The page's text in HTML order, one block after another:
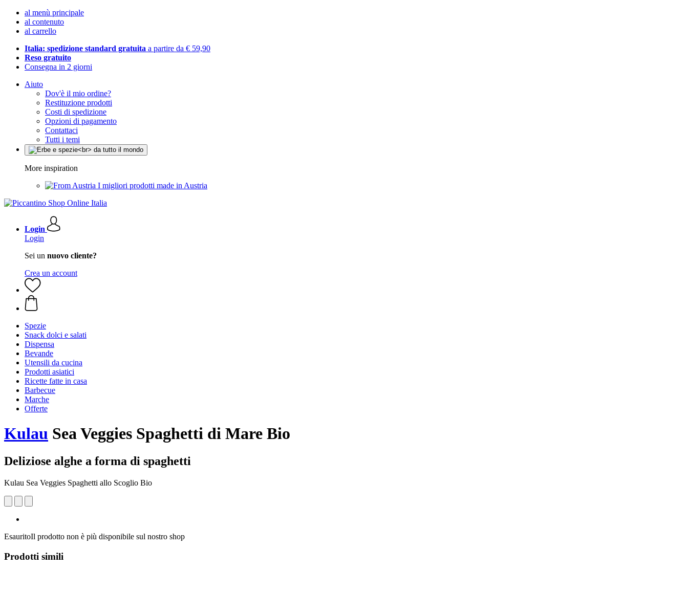
al menù principale
al contenuto
al carrello
Italia: spedizione standard gratuita a partire da € 59,90
Reso gratuito
Consegna in 2 giorni
Aiuto
Dov'è il mio ordine?
Restituzione prodotti
Costi di spedizione
Opzioni di pagamento
Contattaci
Tutti i temi
More inspiration
I migliori prodotti made in Austria
Login
Login
Sei un nuovo cliente?
Crea un account
Spezie
Snack dolci e salati
Dispensa
Bevande
Utensili da cucina
Prodotti asiatici
Ricette fatte in casa
Barbecue
Marche
Offerte
Kulau Sea Veggies Spaghetti di Mare Bio
Deliziose alghe a forma di spaghetti
Kulau Sea Veggies Spaghetti allo Scoglio Bio
EsauritoIl prodotto non è più disponibile sul nostro shop
Prodotti simili